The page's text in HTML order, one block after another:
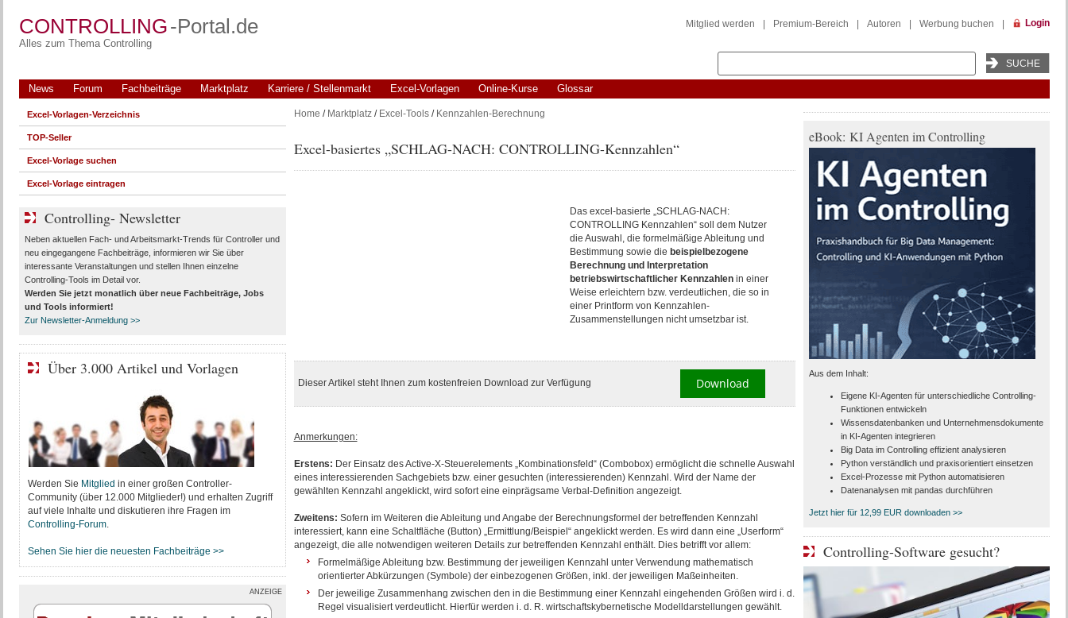
CONTROLLING-Portal.de
Alles zum Thema Controlling
Mitglied werden Premium-Bereich Autoren Werbung buchen Login
News Forum Fachbeiträge Marktplatz Karriere / Stellenmarkt Excel-Vorlagen Online-Kurse Glossar
Home / Marktplatz/ Excel-Tools/ Kennzahlen-Berechnung
Excel-basiertes „SCHLAG-NACH: CONTROLLING-Kennzahlen“
Das excel-basierte „SCHLAG-NACH:
CONTROLLING Kennzahlen“ soll dem Nutzer
die Auswahl, die formelmäßige Ableitung und
Bestimmung sowie die beispielbezogene
Berechnung und Interpretation
betriebswirtschaftlicher Kennzahlen in einer
Weise erleichtern bzw. verdeutlichen, die so in
einer Printform von Kennzahlen-
Zusammenstellungen nicht umsetzbar ist.
Dieser Artikel steht Ihnen zum kostenfreien Download zur Verfügung Download
Anmerkungen:
Erstens: Der Einsatz des Active-X-Steuerelements „Kombinationsfeld“ (Combobox) ermöglicht die schnelle Auswahl
eines interessierenden Sachgebiets bzw. einer gesuchten (interessierenden) Kennzahl. Wird der Name der
gewählten Kennzahl angeklickt, wird sofort eine einprägsame Verbal-Definition angezeigt.
Zweitens: Sofern im Weiteren die Ableitung und Angabe der Berechnungsformel der betreffenden Kennzahl
interessiert, kann eine Schaltfläche (Button) „Ermittlung/Beispiel“ angeklickt werden. Es wird dann eine „Userform“
angezeigt, die alle notwendigen weiteren Details zur betreffenden Kennzahl enthält. Dies betrifft vor allem:
Formelmäßige Ableitung bzw. Bestimmung der jeweiligen Kennzahl unter Verwendung mathematisch
orientierter Abkürzungen (Symbole) der einbezogenen Größen, inkl. der jeweiligen Maßeinheiten.
Der jeweilige Zusammenhang zwischen den in die Bestimmung einer Kennzahl eingehenden Größen wird i. d.
Regel visualisiert verdeutlicht. Hierfür werden i. d. R. wirtschaftskybernetische Modelldarstellungen gewählt.
Excel-Vorlagen-Verzeichnis
TOP-Seller
Excel-Vorlage suchen
Excel-Vorlage eintragen
Controlling- Newsletter
Neben aktuellen Fach- und Arbeitsmarkt-Trends für Controller und
neu eingegangene Fachbeiträge, informieren wir Sie über
interessante Veranstaltungen und stellen Ihnen einzelne
Controlling-Tools im Detail vor.
Werden Sie jetzt monatlich über neue Fachbeiträge, Jobs
und Toolsinformiert!
Zur Newsletter-Anmeldung >>
Über 3.000 Artikel und Vorlagen
Werden Sie Mitglied in einer großen Controller-
Community (über 12.000 Mitglieder!) und erhalten Zugriff
auf viele Inhalte und diskutieren ihre Fragen im
Controlling-Forum.
Sehen Sie hier die neuesten Fachbeiträge >>
ANZEIGE
eBook: KI Agenten im Controlling
Aus dem Inhalt:
Eigene KI-Agenten für unterschiedliche Controlling-
Funktionen entwickeln
Wissensdatenbanken und Unternehmensdokumente
in KI-Agenten integrieren
Big Data im Controlling effizient analysieren
Python verständlich und praxisorientiert einsetzen
Excel-Prozesse mit Python automatisieren
Datenanalysen mit pandas durchführen
Jetzt hier für 12,99 EUR downloaden >>
Controlling-Software gesucht?